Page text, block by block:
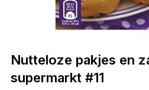
Nutteloze pakjes en
supermarkt #11